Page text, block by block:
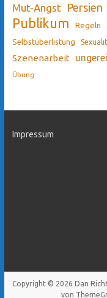
Mut-Angst Persien
Publikum Regeln
Selbstüberlistung
Szenenarbeit
Übung
Impressum
Copyright © 2026 Dan
von